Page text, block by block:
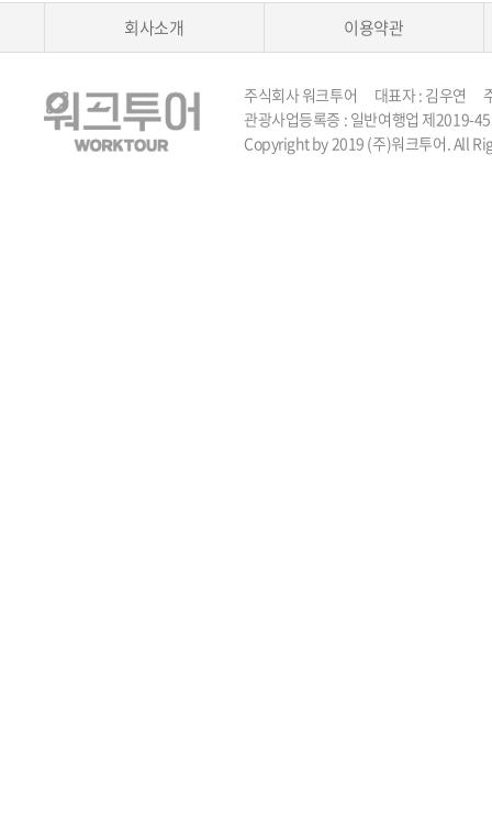
회사소개 이용약관
주식회사 워크투어 대표자 : 김우연
관광사업등록증 : 일반여행업 제
Copyright by 2019 (주)워크투어. All